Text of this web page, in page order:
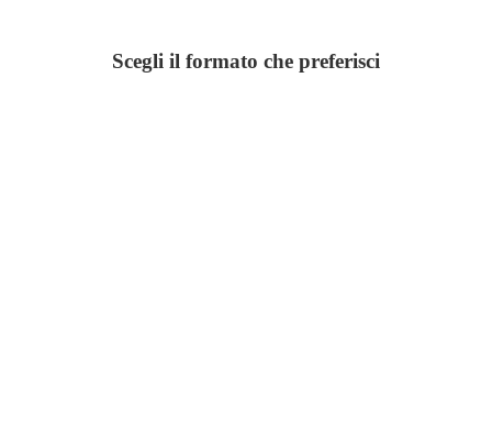
Scegli il formato che preferisci